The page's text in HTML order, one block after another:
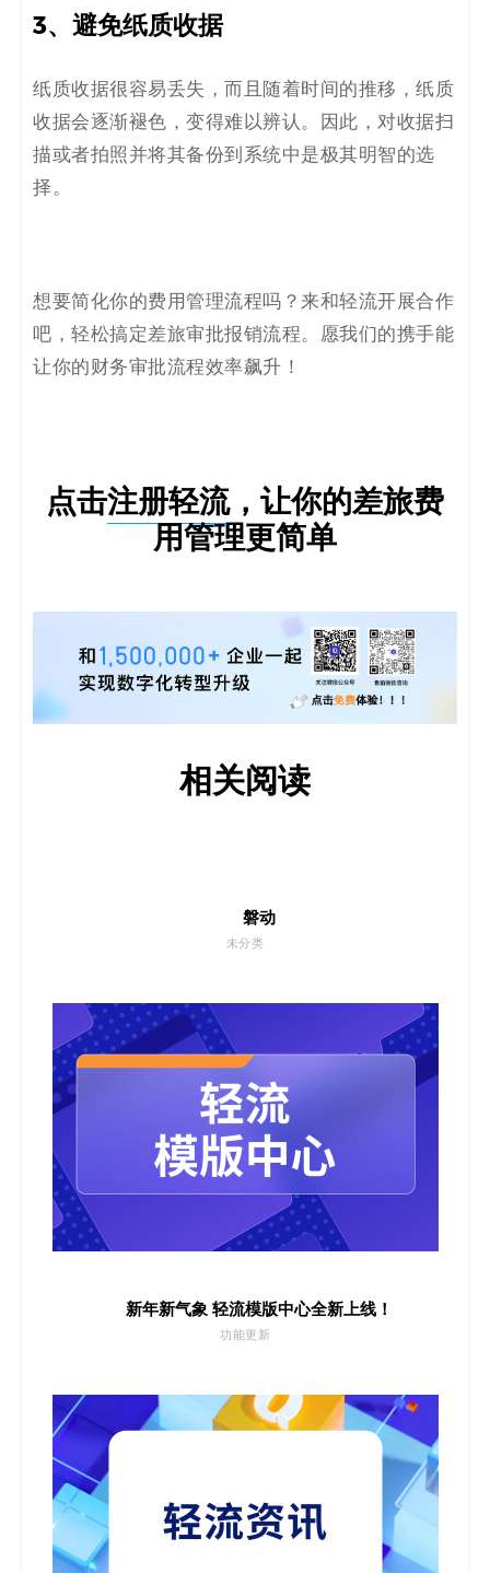
3、 避免纸质收据
纸质收据很容易丢失，而且 随着时间的推移，纸质
收据会逐渐褪色，变得难以辨认。因此，对收据扫
描或者拍照并将其备份到 系统中是极其明智的选
择。
想要简化你的费用管理流程吗？来和轻流开展合作
吧，轻松搞定差旅审批报销流程。愿我们的携手能
让你的财务审批流程效率飙升！
点击注册轻流，让你的差旅费
用管理更简单
相关阅读
磐动
未分类
新年新气象 轻流模版中心全新上线！
功能更新